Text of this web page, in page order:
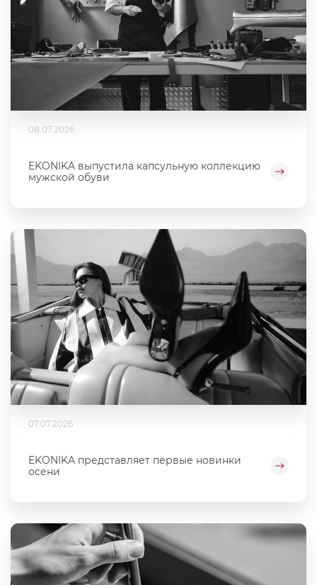
08.07.2026
EKONIKA выпустила капсульную коллекцию
мужской обуви
07.07.2026
EKONIKA представляет первые новинки
осени